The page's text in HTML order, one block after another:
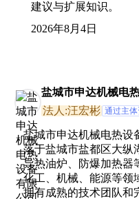
建议与扩展知识。
2026年8月4日
盐城市申达机械电
法人:汪宏彬 通过主
盐城市申达机械电热设
落于盐城市盐都区大纵
导热油炉、防爆加热器
化工、机械、能源等领
拥有成熟的技术团队和